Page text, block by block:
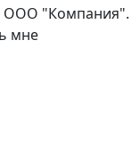
ООО "Компания".
мне